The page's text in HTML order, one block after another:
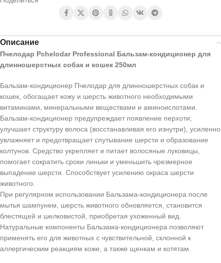
Описание
Пчелодар Pchelodar Professional Бальзам-кондиционер для
длинношерстных собак и кошек 250мл
Бальзам-кондиционер Пчелодар для длинношерстных собак и
кошек, обогащает кожу и шерсть животного необходимыми
витаминами, минеральными веществами и аминоислотами.
Бальзам-кондиционер предупреждает появление перхоти;
улучшает структуру волоса (восстанавливая его изнутри), усиленно
увлажняет и предотвращает спутывание шерсти и образование
колтунов. Средство укрепляет и питает волосяные луковицы,
помогает сократить сроки линьки и уменьшить чрезмерное
выпадение шерсти. Способствует усилению окраса шерсти
животного.
При регулярном использовании Бальзама-кондиционера после
мытья шампунем, шерсть животного обновляется, становится
блестящей и шелковистой, приобретая ухоженный вид.
Натуральные компоненты Бальзама-кондиционера позволяют
применять его для животных с чувствительной, склонной к
аллергическим реакциям коже, а также щенкам и котятам.